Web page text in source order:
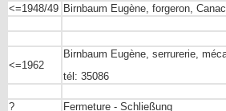
<=1948/49 Birnbaum Eugène, forgeron,
<=1962
Birnbaum Eugène, serrurerie,
tél: 35086
? Fermeture - Schließung